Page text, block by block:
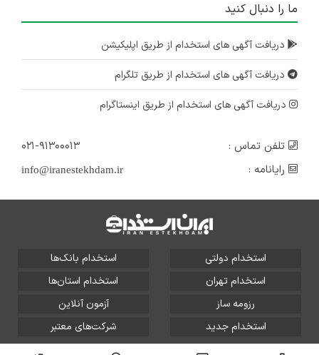
ما را دنبال کنید
دریافت آگهی های استخدام از طریق اپلیکیشن
دریافت آگهی های استخدام از طریق تلگرام
دریافت آگهی های استخدام از طریق اینستاگرام
تلفن تماس :
۰۲۱-۹۱۳۰۰۰۱۳
رایانامه :
info@iranestekhdam.ir
استخدام دولتی
استخدام بانک‌ها
استخدام تهران
استخدام استان‌ها
رزومه ساز
آزمون آنلاین
استخدام جدید
شرکت‌های معتبر
تمامی حقوق این سایت برای آلتین سیستم محفوظ است و هر